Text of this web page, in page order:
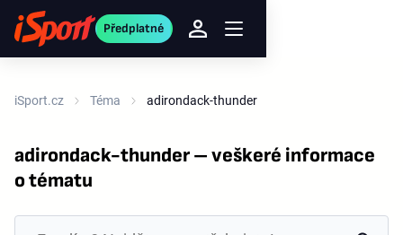
Předplatné
iSport.cz Téma adirondack-thunder
adirondack-thunder – veškeré informace
o tématu